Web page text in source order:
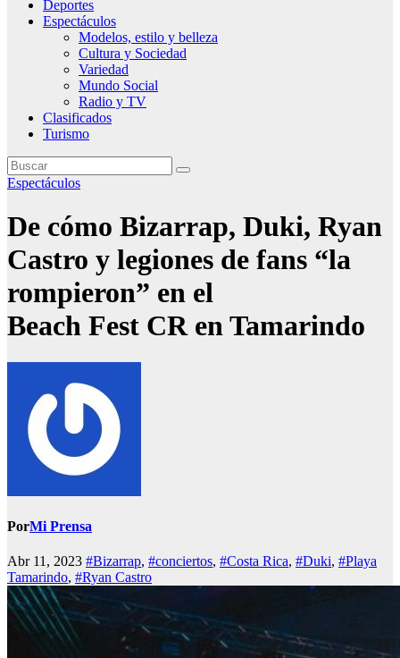
Deportes
Espectáculos
Modelos, estilo y belleza
Cultura y Sociedad
Variedad
Mundo Social
Radio y TV
Clasificados
Turismo
Espectáculos
De cómo Bizarrap, Duki, Ryan
Castro y legiones de fans “la
rompieron” en el
Beach Fest CR en Tamarindo
PorMi Prensa
Abr 11, 2023 #Bizarrap, #conciertos, #Costa Rica, #Duki, #Playa
Tamarindo, #Ryan Castro